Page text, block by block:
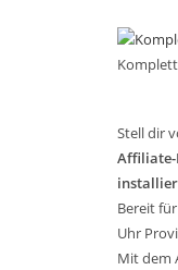
Stell dir
Affiliate-
Bereit
Uhr
Mit dem